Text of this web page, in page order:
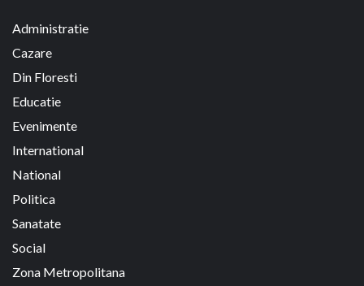
Administratie
Cazare
Din Floresti
Educatie
Evenimente
International
National
Politica
Sanatate
Social
Zona Metropolitana